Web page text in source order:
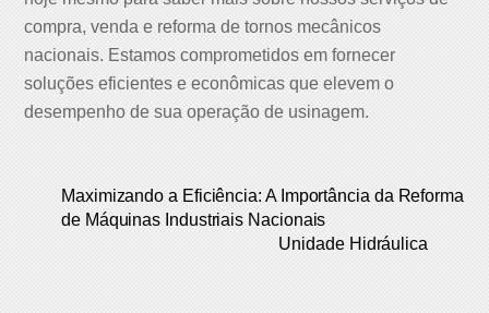
compra, venda e reforma de tornos mecânicos
nacionais. Estamos comprometidos em fornecer
soluções eficientes e econômicas que elevem o
desempenho de sua operação de usinagem.
Maximizando a Eficiência: A Importância da Reforma
de Máquinas Industriais Nacionais
Unidade Hidráulica